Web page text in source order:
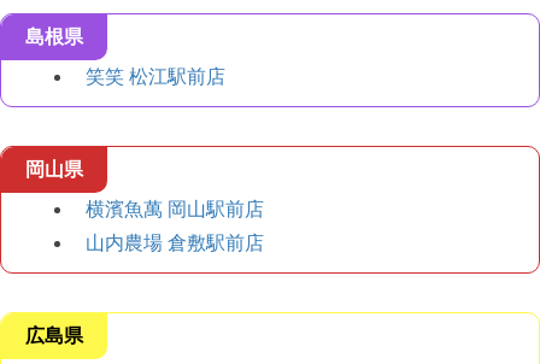
島根県
笑笑 松江駅前店
岡山県
横濱魚萬 岡山駅前店
山内農場 倉敷駅前店
広島県